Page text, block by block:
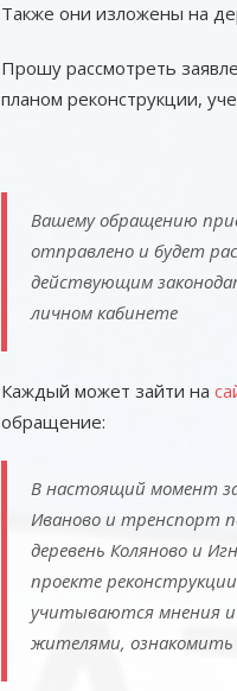
Также они изложены на
Прошу рассмотреть
планом реконструкции,
Вашему обращению
отправлено и будет
действующим
личном кабинете
Каждый может зайти на
обращение:
В настоящий момент
Иваново и тренспорт
деревень Коляново и
проекте
учитываются мнения
жителями, ознакомить